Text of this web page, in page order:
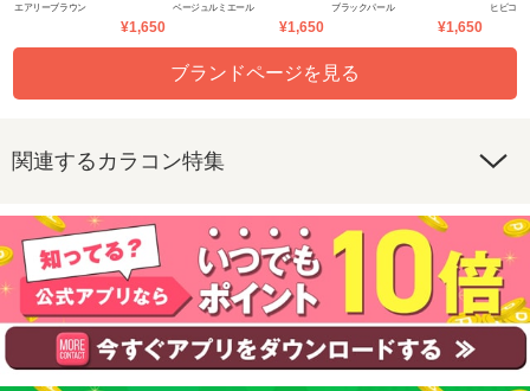
エアリーブラウン
¥1,650
ベージュルミエール
¥1,650
ブラックパール
¥1,650
ヒビコ
ブランドページを見る
関連するカラコン特集